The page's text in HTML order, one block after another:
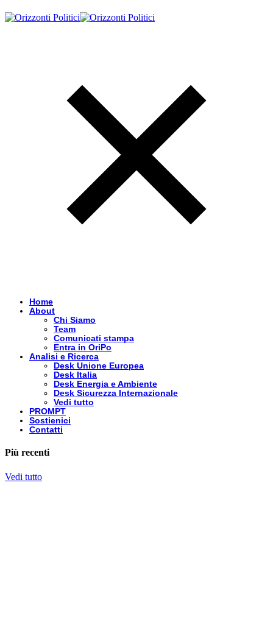
Home
About
Chi Siamo
Team
Comunicati stampa
Entra in OriPo
Analisi e Ricerca
Desk Unione Europea
Desk Italia
Desk Energia e Ambiente
Desk Sicurezza Internazionale
Vedi tutto
PROMPT
Sostienici
Contatti
Più recenti
Vedi tutto